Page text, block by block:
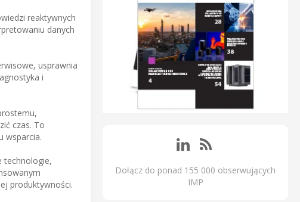
reaktywnych
danych
usprawnia
i
czas. To
wsparcia.
technologie,
produktywności.
Dołącz do ponad 155 000 obserwujących
IMP